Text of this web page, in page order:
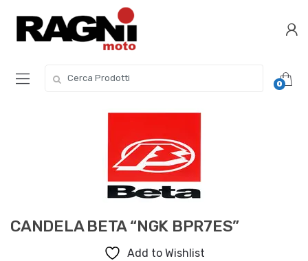
navigation
content
for:
0
CANDELA BETA “NGK BPR7ES”
Add to Wishlist